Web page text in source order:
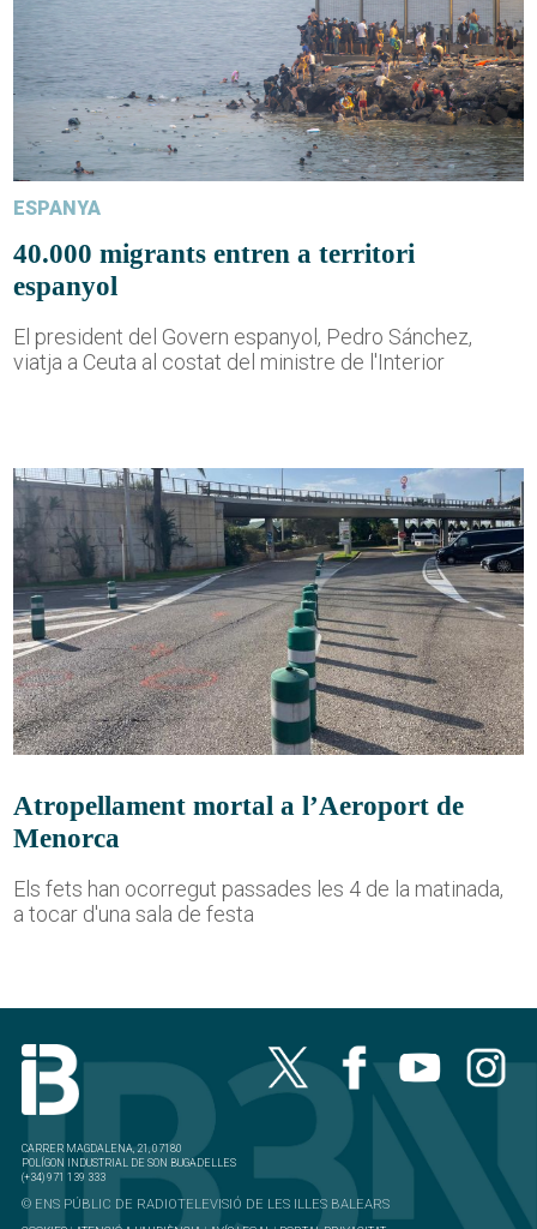
ESPANYA
40.000 migrants entren a territori
espanyol
El president del Govern espanyol, Pedro Sánchez,
viatja a Ceuta al costat del ministre de l'Interior
Atropellament mortal a l’Aeroport de
Menorca
Els fets han ocorregut passades les 4 de la matinada,
a tocar d'una sala de festa
CARRER MAGDALENA, 21, 07180
POLÍGON INDUSTRIAL DE SON BUGADELLES
(+34) 971 139 333
© ENS PÚBLIC DE RADIOTELEVISIÓ DE LES ILLES BALEARS